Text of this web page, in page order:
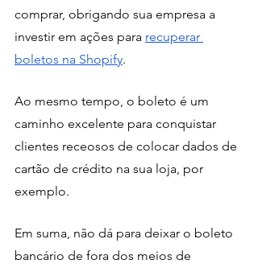
comprar, obrigando sua empresa a
investir em ações para recuperar
boletos na Shopify.
Ao mesmo tempo, o boleto é um
caminho excelente para conquistar
clientes receosos de colocar dados de
cartão de crédito na sua loja, por
exemplo.
Em suma, não dá para deixar o boleto
bancário de fora dos meios de